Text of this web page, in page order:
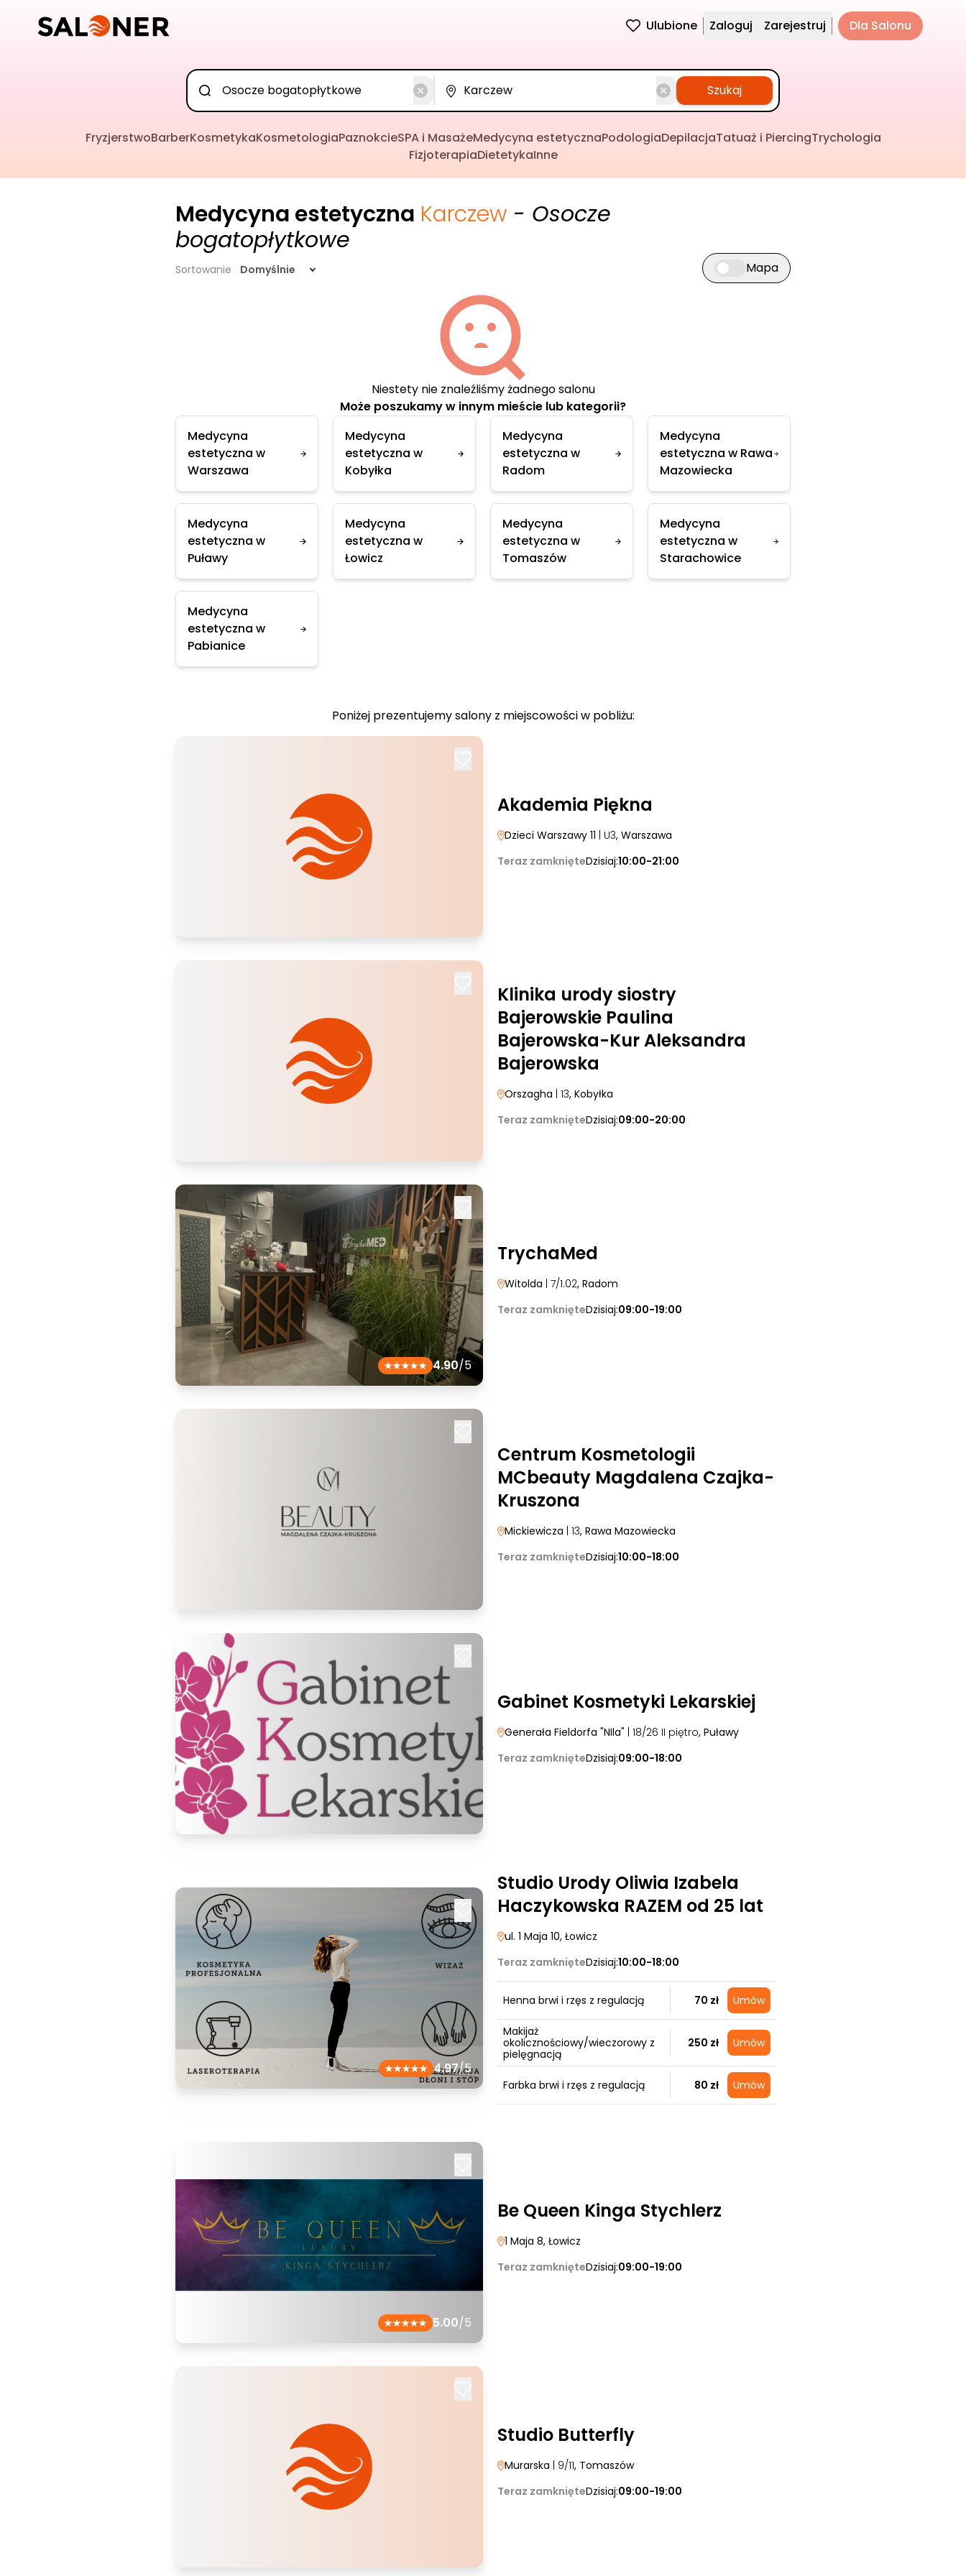
Ulubione Zaloguj Zarejestruj Dla Salonu
Szukaj
FryzjerstwoBarberKosmetykaKosmetologiaPaznokcieSPA i MasażeMedycyna estetycznaPodologiaDepilacjaTatuaż i PiercingTrychologia
FizjoterapiaDietetykaInne
Medycyna estetyczna Karczew - Osocze
bogatopłytkowe
Sortowanie Domyślnie Przełącz widok mapy
Mapa
Niestety nie znaleźliśmy żadnego salonu
Może poszukamy w innym mieście lub kategorii?
Medycyna
estetyczna w
Warszawa
Medycyna
estetyczna w
Kobyłka
Medycyna
estetyczna w
Radom
Medycyna
estetyczna w Rawa
Mazowiecka
Medycyna
estetyczna w
Puławy
Medycyna
estetyczna w
Łowicz
Medycyna
estetyczna w
Tomaszów
Medycyna
estetyczna w
Starachowice
Medycyna
estetyczna w
Pabianice
Poniżej prezentujemy salony z miejscowości w pobliżu:
Akademia Piękna
Dzieci Warszawy 11 | U3, Warszawa
Teraz zamknięteDzisiaj:10:00-21:00
Klinika urody siostry
Bajerowskie Paulina
Bajerowska-Kur Aleksandra
Bajerowska
Orszagha | 13, Kobyłka
Teraz zamknięteDzisiaj:09:00-20:00
4.90/5
TrychaMed
Witolda | 7/1.02, Radom
Teraz zamknięteDzisiaj:09:00-19:00
Centrum Kosmetologii
MCbeauty Magdalena Czajka-
Kruszona
Mickiewicza | 13, Rawa Mazowiecka
Teraz zamknięteDzisiaj:10:00-18:00
Gabinet Kosmetyki Lekarskiej
Generała Fieldorfa "NIla" | 18/26 II piętro, Puławy
Teraz zamknięteDzisiaj:09:00-18:00
4.97/5
Studio Urody Oliwia Izabela
Haczykowska RAZEM od 25 lat
ul. 1 Maja 10, Łowicz
Teraz zamknięteDzisiaj:10:00-18:00
Henna brwi i rzęs z regulacją 70 zł Umów
Makijaż
okolicznościowy/wieczorowy z
pielęgnacją
250 zł Umów
Farbka brwi i rzęs z regulacją 80 zł Umów
5.00/5
Be Queen Kinga Stychlerz
1 Maja 8, Łowicz
Teraz zamknięteDzisiaj:09:00-19:00
Studio Butterfly
Murarska | 9/11, Tomaszów
Teraz zamknięteDzisiaj:09:00-19:00